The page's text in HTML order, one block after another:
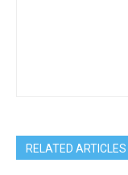
RELATED ARTICLES